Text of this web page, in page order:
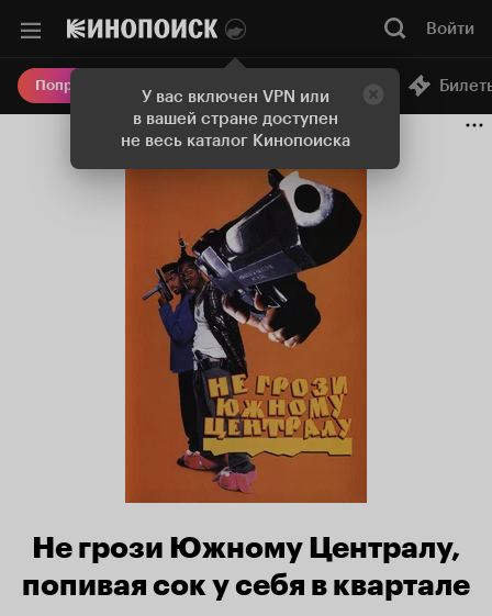
У вас включен VPN или
в вашей стране доступен
не весь каталог Кинопоиска
Войти
Попробовать Плюс Онлайн-кинотеатр
Не грози Южному Централу,
попивая сок у себя в квартале